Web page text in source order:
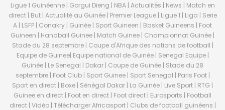
Ligue 1 Guinéenne | Gorgui Dieng | NBA | Actualités | News | Match en
direct | But | Actualité au Guinée | Premier League | Ligue 1 | Liga | Serie
A | LSFP | Conakry | Guinée | Sport Guineen | Basket Guineens | Foot
Guineen | Handball Guinee | Match Guinee | Championnat Guinée |
Stade du 28 septembre | Coupe d'Afrique des nations de football |
Equipe de Guinee| Equipe national de Guinée | Senegal Equipe |
Guinée | Le Senegal | Dakar | Coupe de Guinée | Stade du 28
septembre | Foot Club | Sport Guinee | Sport Senegal | Paris Foot |
Sport en direct | Boxe | Sénégal Dakar | La Guinée | Live Sport | RTG |
Guinee en direct | Foot en direct | Foot direct | Eurosports | Football
direct | Vidéo | Télécharger Africasport | Clubs de football guinéens |